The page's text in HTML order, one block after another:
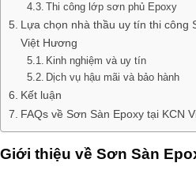
Thi công lớp sơn phủ Epoxy
Lựa chọn nhà thầu uy tín thi công
Việt Hương
Kinh nghiệm và uy tín
Dịch vụ hậu mãi và bảo hành
Kết luận
FAQs về Sơn Sàn Epoxy tại KCN
Giới thiệu về Sơn Sàn